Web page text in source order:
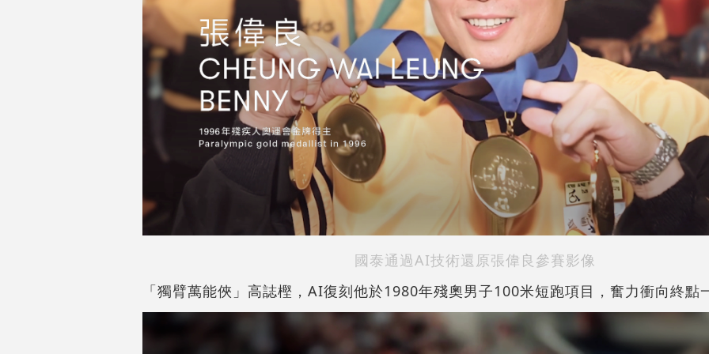
國泰通過AI技術還原張偉良參賽影像
「獨臂萬能俠」高誌樫，AI復刻他於1980年殘奧男子100米短跑項目，奮力衝向終點